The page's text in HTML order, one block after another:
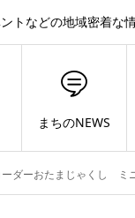
トなどの地域密着な
まちのNEWS
ーダーおたまじゃくし ミ